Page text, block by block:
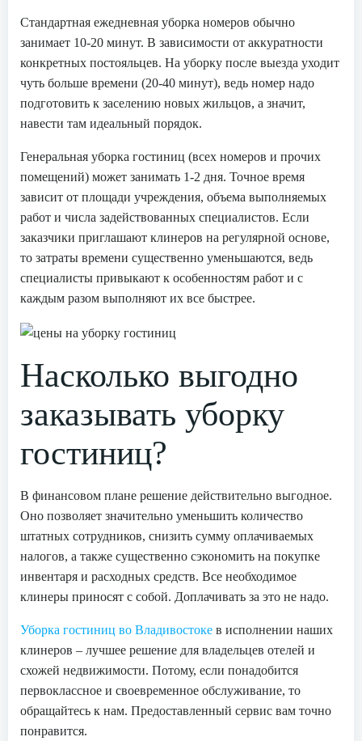
Стандартная ежедневная уборка номеров обычно
занимает 10-20 минут. В зависимости от аккуратности
конкретных постояльцев. На уборку после выезда уходит
чуть больше времени (20-40 минут), ведь номер надо
подготовить к заселению новых жильцов, а значит,
навести там идеальный порядок.
Генеральная уборка гостиниц (всех номеров и прочих
помещений) может занимать 1-2 дня. Точное время
зависит от площади учреждения, объема выполняемых
работ и числа задействованных специалистов. Если
заказчики приглашают клинеров на регулярной основе,
то затраты времени существенно уменьшаются, ведь
специалисты привыкают к особенностям работ и с
каждым разом выполняют их все быстрее.
Насколько выгодно
заказывать уборку
гостиниц?
В финансовом плане решение действительно выгодное.
Оно позволяет значительно уменьшить количество
штатных сотрудников, снизить сумму оплачиваемых
налогов, а также существенно сэкономить на покупке
инвентаря и расходных средств. Все необходимое
клинеры приносят с собой. Доплачивать за это не надо.
Уборка гостиниц во Владивостоке в исполнении наших
клинеров – лучшее решение для владельцев отелей и
схожей недвижимости. Потому, если понадобится
первоклассное и своевременное обслуживание, то
обращайтесь к нам. Предоставленный сервис вам точно
понравится.